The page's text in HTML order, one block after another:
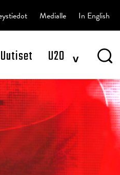
Uutiset U20 ^
Medialle In English